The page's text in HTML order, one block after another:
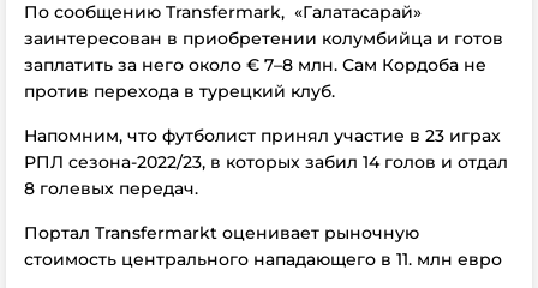
По сообщению Transfermark, «Галатасарай»
заинтересован в приобретении колумбийца и готов
заплатить за него около € 7–8 млн. Сам Кордоба не
против перехода в турецкий клуб.
Напомним, что футболист принял участие в 23 играх
РПЛ сезона-2022/23, в которых забил 14 голов и отдал
8 голевых передач.
Портал Transfermarkt оценивает рыночную
стоимость центрального нападающего в 11. млн евро